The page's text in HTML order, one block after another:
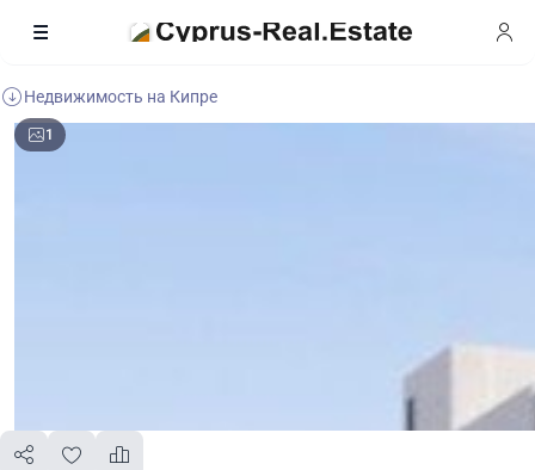
Недвижимость на Кипре
1